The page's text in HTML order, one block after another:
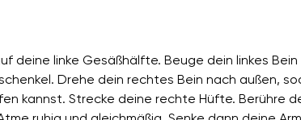
deine linke Gesäßhälfte. Beuge dein linkes
Drehe dein rechtes Bein nach außen,
kannst. Strecke deine rechte Hüfte. Berühre